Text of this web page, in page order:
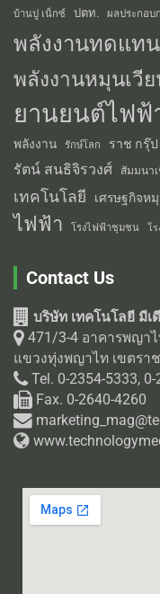
บ้านปู เน็กซ์ ปตท. ผลประกอบ
พลังงานทดแทน
พลังงานหมุนเวี
ยานยนต์ไฟฟ้
พลังงาน
รักษ์โลก ราช กรุ๊ป
รัตน์ สนธิจิรวงศ์
สัมมนา
เทคโนโลยี เศรษฐกิจห
ไฟฟ้า
โรงไฟฟ้าชุมชน โ
Contact Us
บริษัท เทคโนโลยี มีเ
471/3-4 อาคารพญา
แขวงทุ่งพญาไท เขตรา
Tel. 0-2354-5333,
Fax. 0-2640-4260